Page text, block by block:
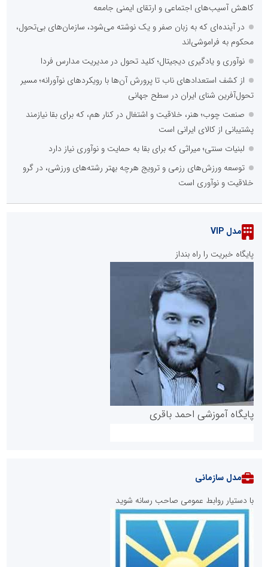
کاهش آسیب‌های اجتماعی و ارتقای ایمنی جامعه
در آینده‌ای که به زبان صفر و یک نوشته می‌شود، سازمان‌های بی‌تحول،
محکوم به فراموشی‌اند
نوآوری و یادگیری دیجیتال؛ کلید تحول در مدیریت مدارس فردا
از کشف استعدادهای ناب تا پرورش آن‌ها با رویکردهای نوآورانه؛ مسیر
تحول‌آفرین شنای ایران در سطح جهانی
صنعت چوب؛ هنر، خلاقیت و اشتغال در کنار هم، که برای بقا نیازمند
پشتیبانی از کالای ایرانی است
لبنیات سنتی؛ میراثی که برای بقا به حمایت و نوآوری نیاز دارد
توسعه ورزش‌های رزمی و ترویج هرچه بهتر رشته‌های ورزشی، در گرو
خلاقیت و نوآوری است
مدل VIP
پایگاه خبریت را راه بنداز
پایگاه آموزشی احمد باقری
مدل سازمانی
با دستیار روابط عمومی صاحب رسانه شوید